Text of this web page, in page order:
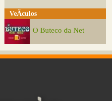
VeÃ­culos
O Buteco da Net